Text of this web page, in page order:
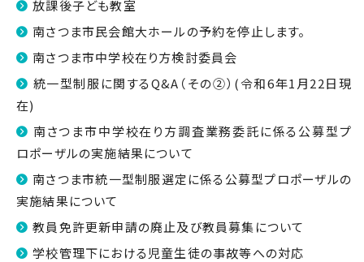
放課後子ども教室
南さつま市民会館大ホールの予約を停止します。
南さつま市中学校在り方検討委員会
統一型制服に関するQ&A（その②）(令和6年1月22日現
在)
南さつま市中学校在り方調査業務委託に係る公募型プ
ロポーザルの実施結果について
南さつま市統一型制服選定に係る公募型プロポーザルの
実施結果について
教員免許更新申請の廃止及び教員募集について
学校管理下における児童生徒の事故等への対応